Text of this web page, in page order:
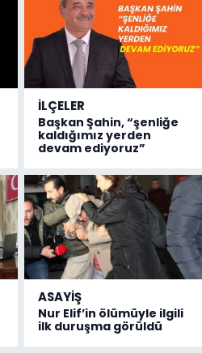
İLÇELER
Başkan Şahin, “şenliğe
kaldığımız yerden
devam ediyoruz”
ASAYİŞ
Nur Elif’in ölümüyle ilgili
ilk duruşma görüldü